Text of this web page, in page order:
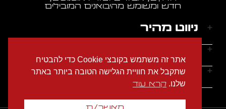
חדש ומשומש מהיבואנים המובילים
ניווט מהיר
דף הבית
אודותינו
הצהרת נגישות
מדיניות הפרטיות
ראשון - חמישי: 9:00-18:00
יצירת קשר
אתר זה משתמש בקובצי Cookie כדי להבטיח
שתקבל את חוויית הגלישה הטובה ביותר באתר
שלנו. קרא עוד